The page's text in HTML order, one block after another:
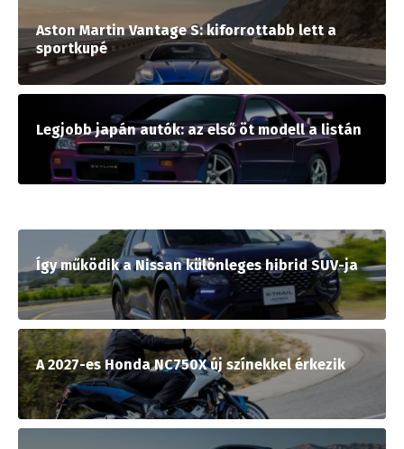
Aston Martin Vantage S: kiforrottabb lett a
sportkupé
Legjobb japán autók: az első öt modell a listán
Így működik a Nissan különleges hibrid SUV-ja
A 2027-es Honda NC750X új színekkel érkezik